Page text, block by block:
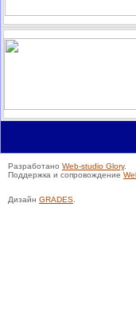
Разработано Web-studio Glory.
Поддержка и сопровождение
Дизайн GRADES